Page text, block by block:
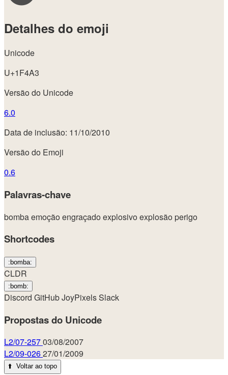
Detalhes do emoji
Unicode
U+1F4A3
Versão do Unicode
6.0
Data de inclusão: 11/10/2010
Versão do Emoji
0.6
Palavras-chave
bombaemoção engraçado explosivo explosão perigo
Shortcodes
:bomba:
CLDR
:bomb:
Discord GitHubJoyPixelsSlack
Propostas do Unicode
L2/07-25703/08/2007
L2/09-02627/01/2009
⬆️ Voltar ao topo